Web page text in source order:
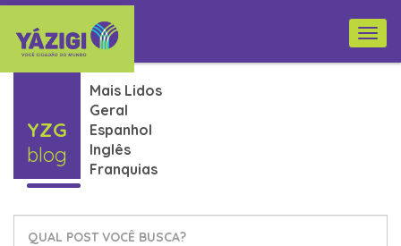
YZG
blog
Mais Lidos
Geral
Espanhol
Inglês
Franquias